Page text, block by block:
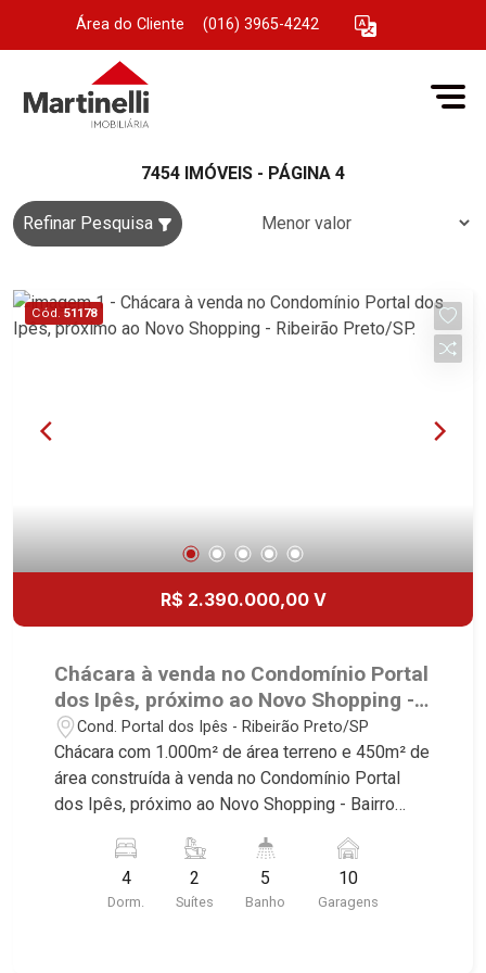
Área do Cliente (016) 3965-4242
7454 IMÓVEIS - PÁGINA 4
Refinar Pesquisa
Cód. 51178
R$ 2.390.000,00 V
Chácara à venda no Condomínio Portal
dos Ipês, próximo ao Novo Shopping -
Ribeirão Preto/SP.
Cond. Portal dos Ipês - Ribeirão Preto/SP
Chácara com 1.000m² de área terreno e 450m² de
área construída à venda no Condomínio Portal
dos Ipês, próximo ao Novo Shopping - Bairro
Conheça as características deste imóvel que a
Martinelli Imobiliária selecionou para você: -
1.000m² de área terreno e 450m² de área
4
Dorm.
2
Suítes
5
Banho
10
Garagens